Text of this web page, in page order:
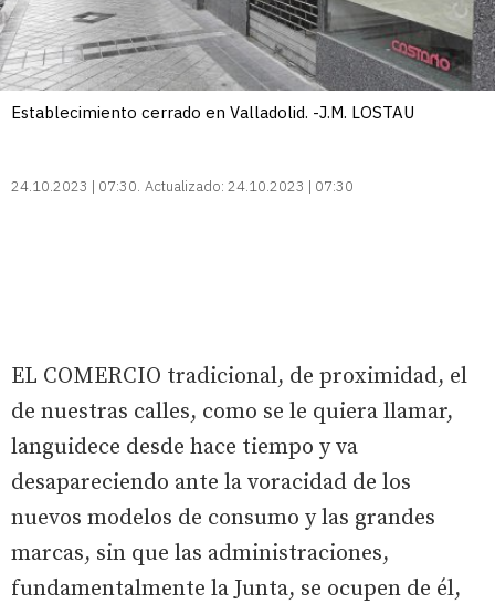
Establecimiento cerrado en Valladolid. -J.M. LOSTAU
24.10.2023 | 07:30 Actualizado: 24.10.2023 | 07:30
EL COMERCIO tradicional, de proximidad, el
de nuestras calles, como se le quiera llamar,
languidece desde hace tiempo y va
desapareciendo ante la voracidad de los
nuevos modelos de consumo y las grandes
marcas, sin que las administraciones,
fundamentalmente la Junta, se ocupen de él,